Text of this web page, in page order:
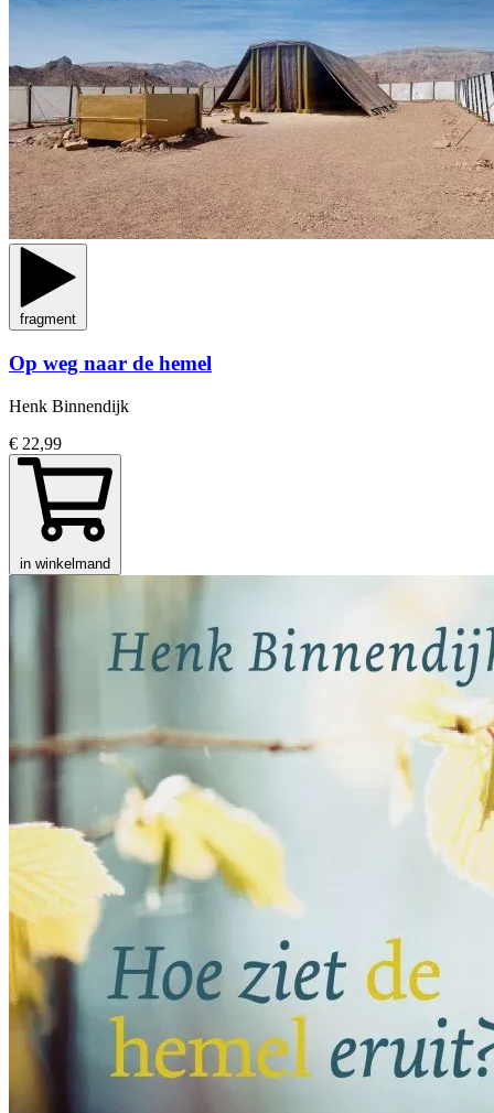
fragment
Op weg naar de hemel
Henk Binnendijk
€ 22,99
in winkelmand